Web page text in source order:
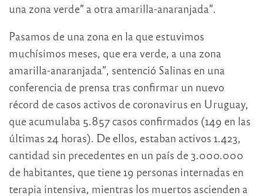
una zona verde” a otra amarilla-anaranjada”.
Pasamos de una zona en la que estuvimos
muchísimos meses, que era verde, a una zona
amarilla-anaranjada”, sentenció Salinas en una
conferencia de prensa tras confirmar un nuevo
récord de casos activos de coronavirus en Uruguay,
que acumulaba 5.857 casos confirmados (149 en las
últimas 24 horas). De ellos, estaban activos 1.423,
cantidad sin precedentes en un país de 3.000.000
de habitantes, que tiene 19 personas internadas en
terapia intensiva, mientras los muertos ascienden a